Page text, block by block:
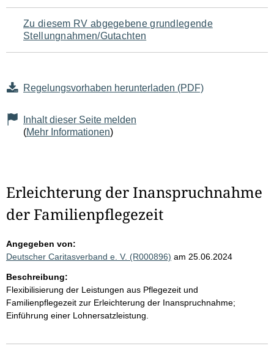
Zu diesem RV abgegebene grundlegende
Stellungnahmen/Gutachten
Regelungsvorhaben herunterladen (PDF)
Inhalt dieser Seite melden
(Mehr Informationen)
Erleichterung der Inanspruchnahme
der Familienpflegezeit
Angegeben von:
Deutscher Caritasverband e. V. (R000896) am 25.06.2024
Beschreibung:
Flexibilisierung der Leistungen aus Pflegezeit und
Familienpflegezeit zur Erleichterung der Inanspruchnahme;
Einführung einer Lohnersatzleistung.